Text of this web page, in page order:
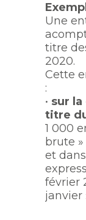
Une
titre
2020.
Cette
:
• sur
titre
1 000
brute »
et
février
janvier